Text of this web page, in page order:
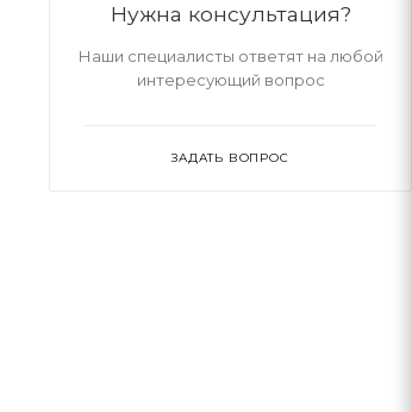
Нужна консультация?
Наши специалисты ответят на любой
интересующий вопрос
ЗАДАТЬ ВОПРОС